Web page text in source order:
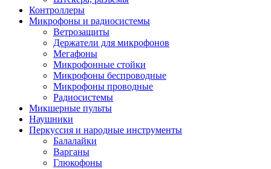
Контроллеры
Микрофоны и радиосистемы
Ветрозащиты
Держатели для микрофонов
Мегафоны
Микрофонные стойки
Микрофоны беспроводные
Микрофоны проводные
Радиосистемы
Микшерные пульты
Наушники
Перкуссия и народные инструменты
Балалайки
Варганы
Глюкофоны